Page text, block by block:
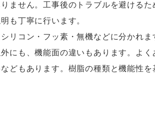
ません。工事後のトラブルを避ける
も丁寧に行います。
リコン・フッ素・無機などに分かれ
にも、機能面の違いもあります。よ
どもあります。樹脂の種類と機能性を